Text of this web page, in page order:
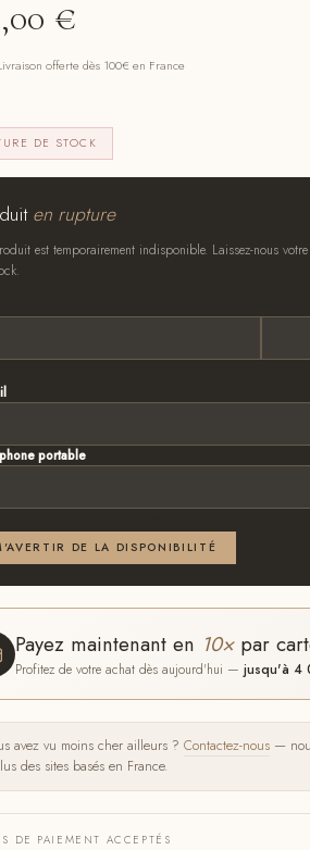
€
offerte dès 100€ en France
DE STOCK
en rupture
est temporairement indisponible. Laissez-nous
portable
DE LA DISPONIBILITÉ
Payez maintenant en 10×par
Profitez de votre achat dès aujourd'hui — jusqu'à 4
avez vu moins cher ailleurs ? Contactez-nous —
des sites basés en France.
DE PAIEMENT ACCEPTÉS